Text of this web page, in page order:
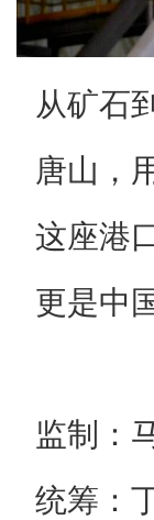
从矿石
唐山，
这座港
更是中
监制：
统筹：